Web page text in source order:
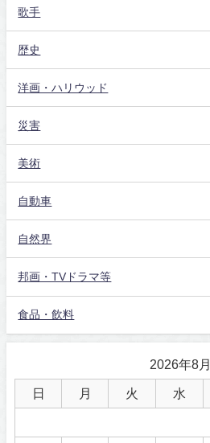
歌手
歴史
洋画・ハリウッド
災害
美術
自動車
自然界
邦画・TVドラマ等
食品・飲料
2026年8月
日 月 火 水